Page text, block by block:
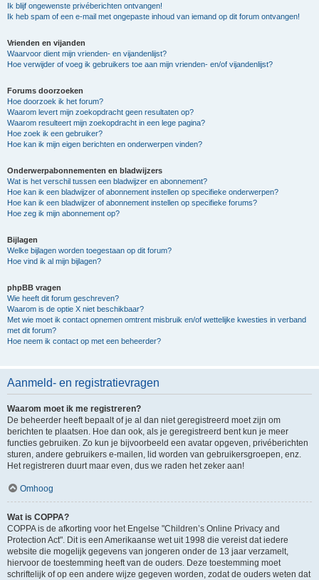
Ik blijf ongewenste privéberichten ontvangen!
Ik heb spam of een e-mail met ongepaste inhoud van iemand op dit forum ontvangen!
Vrienden en vijanden
Waarvoor dient mijn vrienden- en vijandenlijst?
Hoe verwijder of voeg ik gebruikers toe aan mijn vrienden- en/of vijandenlijst?
Forums doorzoeken
Hoe doorzoek ik het forum?
Waarom levert mijn zoekopdracht geen resultaten op?
Waarom resulteert mijn zoekopdracht in een lege pagina?
Hoe zoek ik een gebruiker?
Hoe kan ik mijn eigen berichten en onderwerpen vinden?
Onderwerpabonnementen en bladwijzers
Wat is het verschil tussen een bladwijzer en abonnement?
Hoe kan ik een bladwijzer of abonnement instellen op specifieke onderwerpen?
Hoe kan ik een bladwijzer of abonnement instellen op specifieke forums?
Hoe zeg ik mijn abonnement op?
Bijlagen
Welke bijlagen worden toegestaan op dit forum?
Hoe vind ik al mijn bijlagen?
phpBB vragen
Wie heeft dit forum geschreven?
Waarom is de optie X niet beschikbaar?
Met wie moet ik contact opnemen omtrent misbruik en/of wettelijke kwesties in verband
met dit forum?
Hoe neem ik contact op met een beheerder?
Aanmeld- en registratievragen
Waarom moet ik me registreren?
De beheerder heeft bepaalt of je al dan niet geregistreerd moet zijn om
berichten te plaatsen. Hoe dan ook, als je geregistreerd bent kun je meer
functies gebruiken. Zo kun je bijvoorbeeld een avatar opgeven, privéberichten
sturen, andere gebruikers e-mailen, lid worden van gebruikersgroepen, enz.
Het registreren duurt maar even, dus we raden het zeker aan!
Omhoog
Wat is COPPA?
COPPA is de afkorting voor het Engelse "Children’s Online Privacy and
Protection Act". Dit is een Amerikaanse wet uit 1998 die vereist dat iedere
website die mogelijk gegevens van jongeren onder de 13 jaar verzamelt,
hiervoor de toestemming heeft van de ouders. Deze toestemming moet
schriftelijk of op een andere wijze gegeven worden, zodat de ouders weten dat